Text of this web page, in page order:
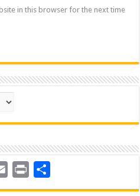
in this browser for the next time
Email Print